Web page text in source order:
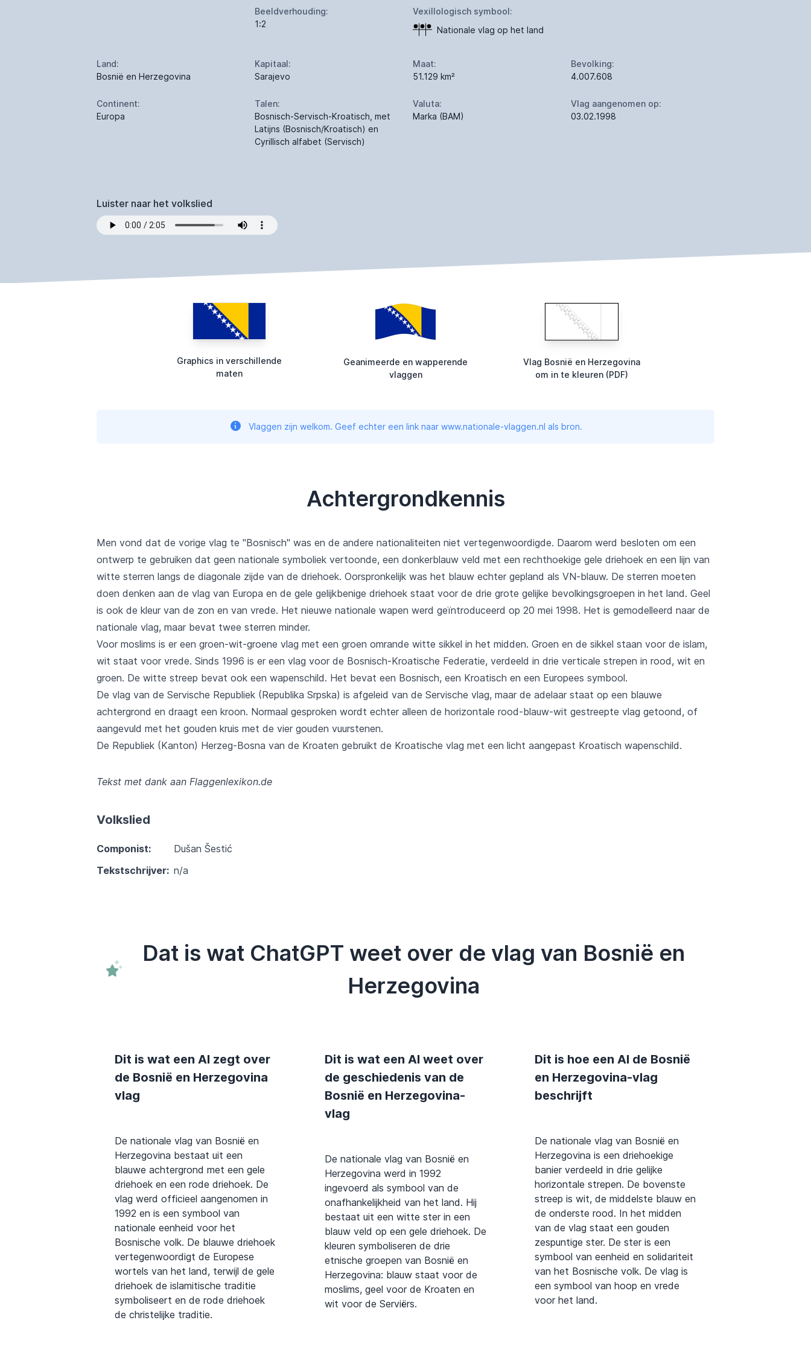
Beeldverhouding:
1:2
Vexillologisch symbool:
Nationale vlag op het land
Land:
Bosnië en Herzegovina
Kapitaal:
Sarajevo
Maat:
51.129 km²
Bevolking:
4.007.608
Continent:
Europa
Talen:
Bosnisch-Servisch-Kroatisch, met
Latijns (Bosnisch/Kroatisch) en
Cyrillisch alfabet (Servisch)
Valuta:
Marka (BAM)
Vlag aangenomen op:
03.02.1998
Luister naar het volkslied
Graphics in verschillende
maten
Geanimeerde en wapperende
vlaggen
Vlag Bosnië en Herzegovina
om in te kleuren (PDF)
Vlaggen zijn welkom. Geef echter een link naar www.nationale-vlaggen.nl als bron.
Achtergrondkennis
Men vond dat de vorige vlag te "Bosnisch" was en de andere nationaliteiten niet vertegenwoordigde. Daarom werd besloten om een
ontwerp te gebruiken dat geen nationale symboliek vertoonde, een donkerblauw veld met een rechthoekige gele driehoek en een lijn van
witte sterren langs de diagonale zijde van de driehoek. Oorspronkelijk was het blauw echter gepland als VN-blauw. De sterren moeten
doen denken aan de vlag van Europa en de gele gelijkbenige driehoek staat voor de drie grote gelijke bevolkingsgroepen in het land. Geel
is ook de kleur van de zon en van vrede. Het nieuwe nationale wapen werd geïntroduceerd op 20 mei 1998. Het is gemodelleerd naar de
nationale vlag, maar bevat twee sterren minder.
Voor moslims is er een groen-wit-groene vlag met een groen omrande witte sikkel in het midden. Groen en de sikkel staan voor de islam,
wit staat voor vrede. Sinds 1996 is er een vlag voor de Bosnisch-Kroatische Federatie, verdeeld in drie verticale strepen in rood, wit en
groen. De witte streep bevat ook een wapenschild. Het bevat een Bosnisch, een Kroatisch en een Europees symbool.
De vlag van de Servische Republiek (Republika Srpska) is afgeleid van de Servische vlag, maar de adelaar staat op een blauwe
achtergrond en draagt een kroon. Normaal gesproken wordt echter alleen de horizontale rood-blauw-wit gestreepte vlag getoond, of
aangevuld met het gouden kruis met de vier gouden vuurstenen.
De Republiek (Kanton) Herzeg-Bosna van de Kroaten gebruikt de Kroatische vlag met een licht aangepast Kroatisch wapenschild.
Tekst met dank aan Flaggenlexikon.de
Volkslied
Componist:
Dušan Šestić
Tekstschrijver: n/a
Dat is wat ChatGPT weet over de vlag van Bosnië en
Herzegovina
Dit is wat een AI zegt over
de Bosnië en Herzegovina
vlag
De nationale vlag van Bosnië en
Herzegovina bestaat uit een
blauwe achtergrond met een gele
driehoek en een rode driehoek. De
vlag werd officieel aangenomen in
1992 en is een symbool van
nationale eenheid voor het
Bosnische volk. De blauwe driehoek
vertegenwoordigt de Europese
wortels van het land, terwijl de gele
driehoek de islamitische traditie
symboliseert en de rode driehoek
de christelijke traditie.
Dit is wat een AI weet over
de geschiedenis van de
Bosnië en Herzegovina-
vlag
De nationale vlag van Bosnië en
Herzegovina werd in 1992
ingevoerd als symbool van de
onafhankelijkheid van het land. Hij
bestaat uit een witte ster in een
blauw veld op een gele driehoek. De
kleuren symboliseren de drie
etnische groepen van Bosnië en
Herzegovina: blauw staat voor de
moslims, geel voor de Kroaten en
wit voor de Serviërs.
Dit is hoe een AI de Bosnië
en Herzegovina-vlag
beschrijft
De nationale vlag van Bosnië en
Herzegovina is een driehoekige
banier verdeeld in drie gelijke
horizontale strepen. De bovenste
streep is wit, de middelste blauw en
de onderste rood. In het midden
van de vlag staat een gouden
zespuntige ster. De ster is een
symbool van eenheid en solidariteit
van het Bosnische volk. De vlag is
een symbool van hoop en vrede
voor het land.